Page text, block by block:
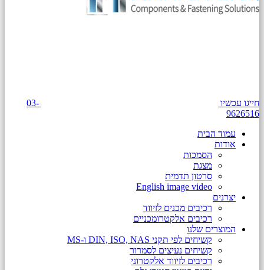
חייגו עכשיו
03-
9626516
עמוד הבית
אודות
הסמכות
מצגת
סרטון תדמית
English image video
יצרנים
רכיבים מכנים לזיווד
רכיבים אלקטרומכניים
המוצרים שלנו
קשיחים לפי תקני DIN, ISO, NAS ו-MS
קשיחים נעיצים לסמרור
רכיבים לזיווד אלקטרוני